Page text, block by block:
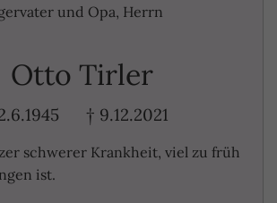
und Opa, Herrn
Otto Tirler
† 9.12.2021
schwerer Krankheit, viel zu früh
ist.